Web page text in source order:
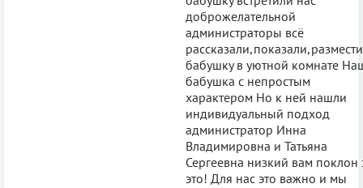
доброжелательной
администраторы всё
бабушку в уютной комнате
бабушка с непростым
характером Но к ней нашли
индивидуальный подход
администратор Инна
Владимировна и Татьяна
Сергеевна низкий вам поклон
это! Для нас это важно и мы